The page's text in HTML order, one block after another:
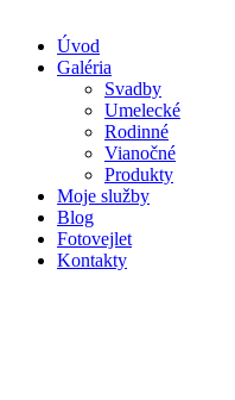
Úvod
Galéria
Svadby
Umelecké
Rodinné
Vianočné
Produkty
Moje služby
Blog
Fotovejlet
Kontakty